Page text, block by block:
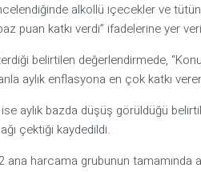
alkollü içecekler ve
puan katkı verdi” ifadelerine yer
belirtilen değerlendirmede,
aylık enflasyona en çok katkı
aylık bazda düşüş görüldüğü
çektiği kaydedildi.
ana harcama grubunun tamamında